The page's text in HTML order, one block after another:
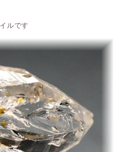
ルです